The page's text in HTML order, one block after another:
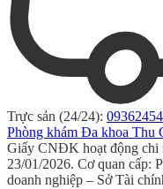
Trực sản (24/24):
Phòng khám Đa khoa Thu
Giấy CNĐK hoạt động chi
23/01/2026. Cơ quan cấp:
doanh nghiệp – Sở Tài